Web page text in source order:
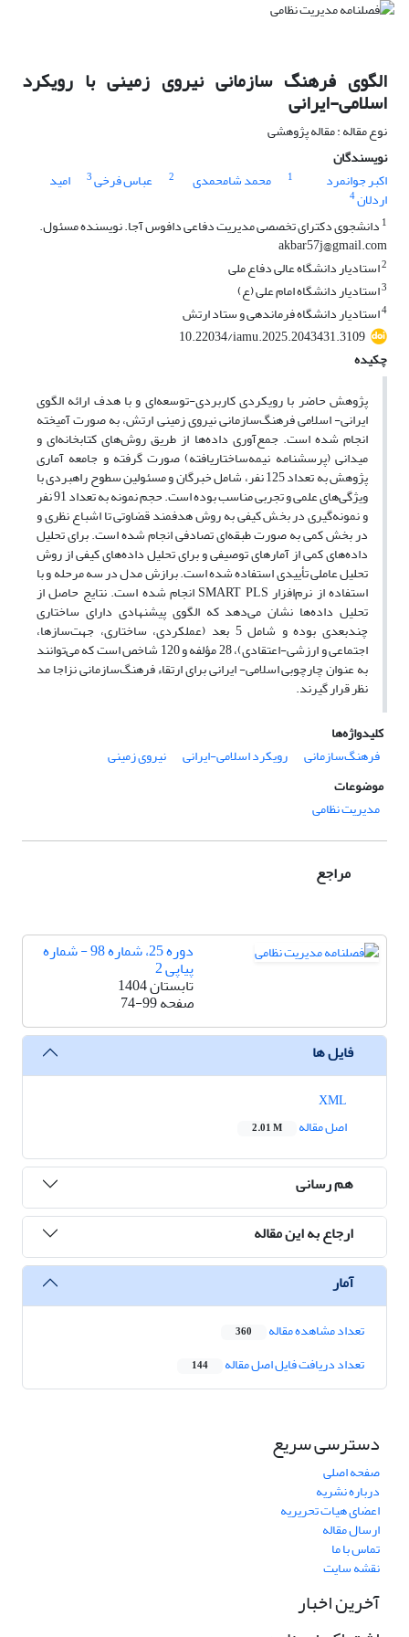
الگوی فرهنگ سازمانی نیروی زمینی با رویکرد
اسلامی-ایرانی
نوع مقاله : مقاله پژوهشی
نویسندگان
اکبر جوانمرد
1 محمد شامحمدی 2 عباس فرخی3 امید
اردلان4
1 دانشجوی دکترای تخصصی مدیریت دفاعی دافوس آجا. نویسنده مسئول.
akbar57j@gmail.com
2استادیار دانشگاه عالی دفاع ملی
3استادیار دانشگاه امام علی (ع)
4استادیار دانشگاه فرماندهی و ستاد ارتش
10.22034/iamu.2025.2043431.3109
چکیده
پژوهش حاضر با رویکردی کاربردی-توسعه‌ای و با هدف ارائه الگوی
ایرانی- اسلامی فرهنگ‌سازمانی نیروی زمینی ارتش، به صورت آمیخته
انجام شده است. جمع‌آوری داده‌ها از طریق روش‌های کتابخانه‌ای و
میدانی (پرسشنامه نیمه‌ساختاریافته) صورت گرفته و جامعه آماری
پژوهش به تعداد 125 نفر، شامل خبرگان و مسئولین سطوح راهبردی با
ویژگی‌های علمی و تجربی مناسب بوده است. حجم نمونه به تعداد 91 نفر
و نمونه‌گیری در بخش کیفی به روش هدفمند قضاوتی تا اشباع نظری و
در بخش کمی به صورت طبقه‌ای تصادفی انجام شده است. برای تحلیل
داده‌های کمی از آمارهای توصیفی و برای تحلیل داده‌های کیفی از روش
تحلیل عاملی تأییدی استفاده شده است. برازش مدل در سه مرحله و با
استفاده از نرم‌افزار SMART PLS انجام شده است. نتایج حاصل از
تحلیل داده‌ها نشان می‌دهد که الگوی پیشنهادی دارای ساختاری
چندبعدی بوده و شامل 5 بعد (عملکردی، ساختاری، جهت‌ساز‌ها،
اجتماعی و ارزشی-اعتقادی)، 28 مؤلفه و 120 شاخص است که می‌توانند
به عنوان چارچوبی اسلامی- ایرانی برای ارتقاء فرهنگ‌سازمانی نزاجا مد
نظر قرار گیرند.
کلیدواژه‌ها
فرهنگ‌سازمانی
رویکرد اسلامی-ایرانی
نیروی زمینی
موضوعات
مدیریت نظامی
مراجع
دوره 25، شماره 98 - شماره
پیاپی 2
تابستان 1404
صفحه74-99
فایل ها
اصل مقاله
2.01 M
هم رسانی
ارجاع به این مقاله
آمار
تعداد مشاهده مقاله 360
تعداد دریافت فایل اصل مقاله 144
دسترسی سریع
صفحه اصلی
درباره نشریه
اعضای هیات تحریریه
ارسال مقاله
تماس با ما
نقشه سایت
آخرین اخبار